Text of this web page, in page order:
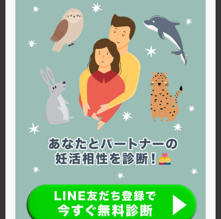
よりちゃんさん（42歳）■治療ステージ：
顕微授精 ■妊活期間：1～2年 ■AMH
：
1.32
NIPT
NK活性 NK細胞
PCOS PCOS，妊活クイズ
PCPS
PFC-FD療法
PGT-A PICSI
PPOS法
SEET法 SLE
TESE
Th検査
TORIO検査 TRIO検査
アシストハッチング
アスピリン
アンタゴニスト法
アンチエイジング
インスリン抵抗性
イントラリピッド
ウトロゲスタン
エコー
エストラーナテープ
エストロゲン
オビドレル
おりもの
カウフマン療法
カウンセリング
ガニレスト
カバサール
カフェイン
カルシウムイオノファ
カンジタ
クリニック選び
グレード
クロミッド
クロミフェン
ゴナールエフ
コロナウイルス
コロナワクチン
サウナ サプリ
サプリメント